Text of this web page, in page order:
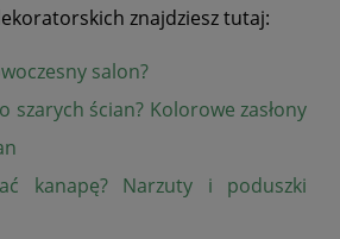
znajdziesz tutaj:
salon?
szarych ścian? Kolorowe zasłony
kanapę? Narzuty i poduszki